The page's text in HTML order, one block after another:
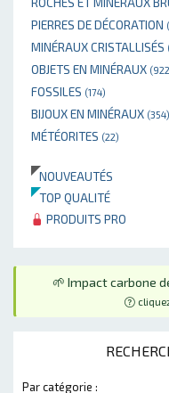
PIERRES DE DÉCORATION
MINÉRAUX CRISTALLISÉS
OBJETS EN MINÉRAUX
FOSSILES (174)
BIJOUX EN MINÉRAUX (354)
MÉTÉORITES (22)
NOUVEAUTÉS
TOP QUALITÉ
PRODUITS PRO
🌱 Impact carbone
Par catégorie :